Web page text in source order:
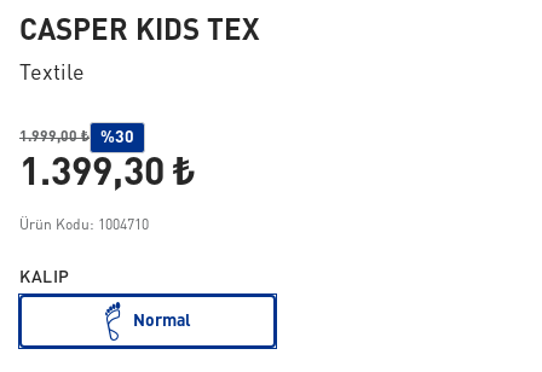
CASPER KIDS TEX
Textile
1.999,00 ₺ %30
1.399,30 ₺
Ürün Kodu: 1004710
KALIP
Normal